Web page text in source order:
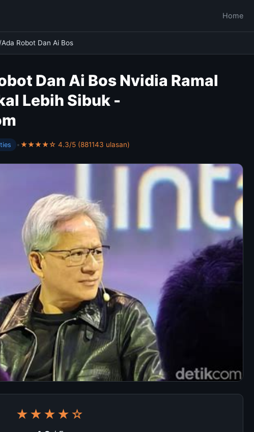
Home
Robot Dan Ai Bos
Dan Ai Bos Nvidia Ramal
Lebih Sibuk -
•★★★★☆ 4.3/5 (881143 ulasan)
★★★★☆